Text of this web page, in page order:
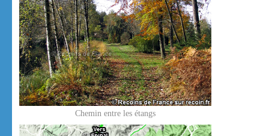
Chemin entre les étangs